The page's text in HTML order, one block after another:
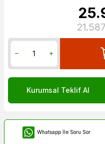
21.587
Kurumsal Teklif Al
Whatsapp İle Soru Sor